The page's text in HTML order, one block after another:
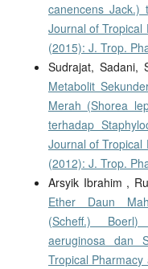
canencens Jack.)
Journal of Tropical
(2015): J. Trop.
Sudrajat, Sadani,
Metabolit
Merah (Shorea
terhadap
Journal of Tropical
(2012): J. Trop.
Arsyik Ibrahim ,
Ether Daun
(Scheff.)
aeruginosa dan
Tropical